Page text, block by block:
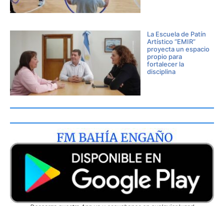
La Escuela de Patín
Artístico “EMIR”
proyecta un espacio
propio para
fortalecer la
disciplina